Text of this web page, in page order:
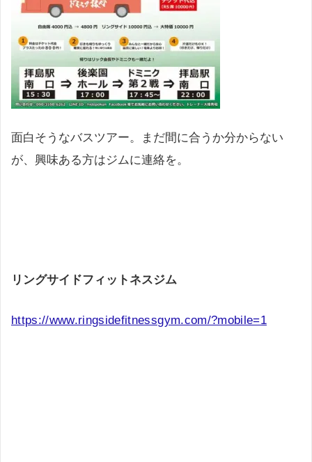
面白そうなバスツアー。まだ間に合うか分からない
が、興味ある方はジムに連絡を。
リングサイドフィットネスジム
https://www.ringsidefitnessgym.com/?mobile=1